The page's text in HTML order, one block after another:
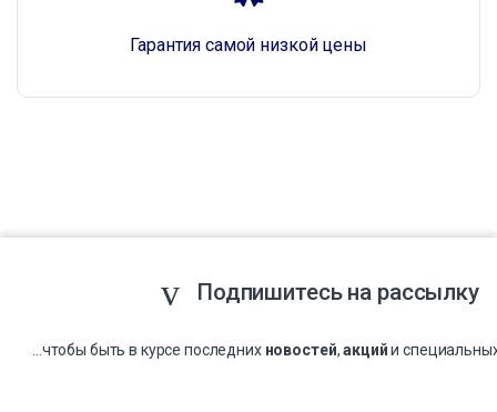
Гарантия самой низкой цены
Подпишитесь на рассылку
...чтобы быть в курсе последних новостей,акцийи